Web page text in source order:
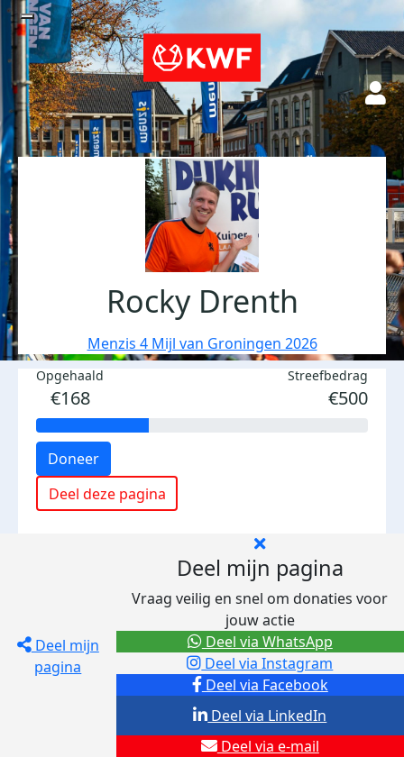
Rocky Drenth
Menzis 4 Mijl van Groningen 2026
Opgehaald
€168
Streefbedrag
€500
Doneer
Deel deze pagina
Deel mijn
pagina
Deel mijn pagina
Vraag veilig en snel om donaties voor
jouw actie
Deel via Facebook
Deel via Instagram
Deel via e-mail
Deel via LinkedIn
Deel via WhatsApp